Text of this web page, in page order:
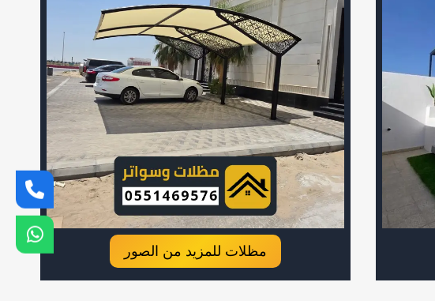
مظلات للمزيد من الصور